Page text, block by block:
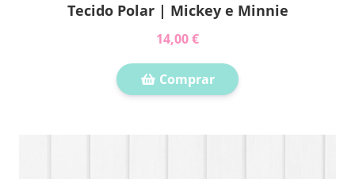
Tecido Polar | Mickey e Minnie
14,00 €
Comprar